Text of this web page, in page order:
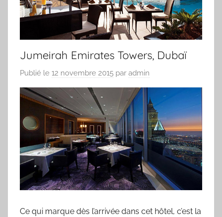
Jumeirah Emirates Towers, Dubaï
Publié le 12 novembre 2015 par admin
Ce qui marque dès l’arrivée dans cet hôtel, c’est la